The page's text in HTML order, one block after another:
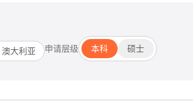
澳大利亚 申请层级 本科 硕士